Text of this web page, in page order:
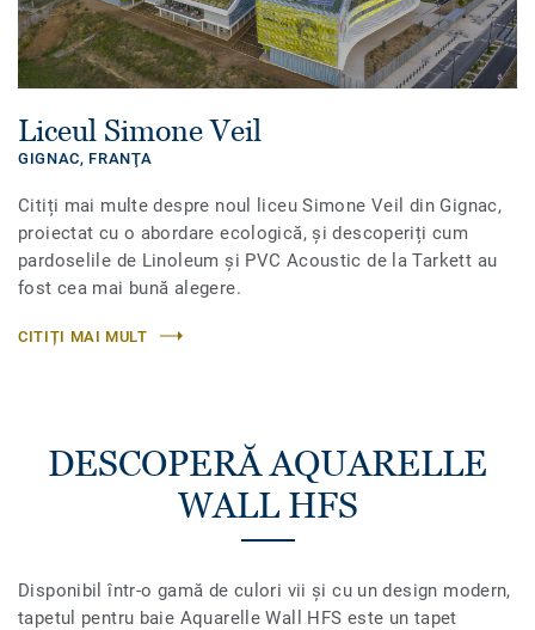
Liceul Simone Veil
GIGNAC, FRANŢA
Citiți mai multe despre noul liceu Simone Veil din Gignac,
proiectat cu o abordare ecologică, și descoperiți cum
pardoselile de Linoleum și PVC Acoustic de la Tarkett au
fost cea mai bună alegere.
CITIȚI MAI MULT
DESCOPERĂ AQUARELLE
WALL HFS
Disponibil într-o gamă de culori vii și cu un design modern,
tapetul pentru baie Aquarelle Wall HFS este un tapet